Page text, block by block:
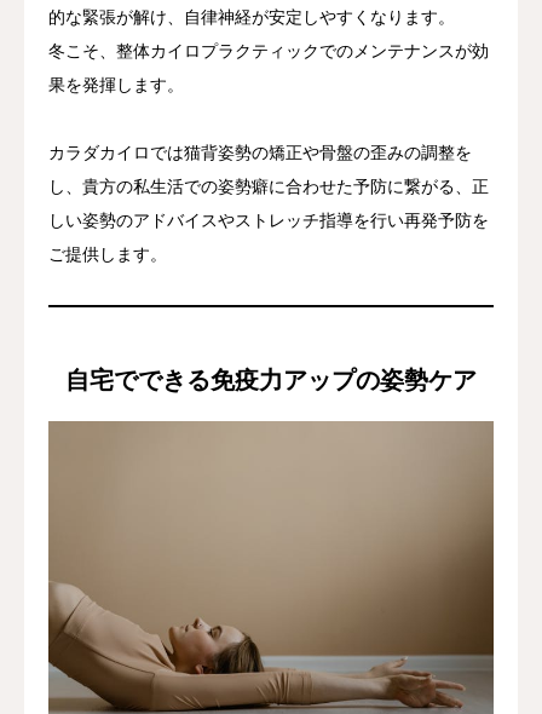
的な緊張が解け、自律神経が安定しやすくなります。
冬こそ、整体カイロプラクティックでのメンテナンスが効
果を発揮します。
カラダカイロでは猫背姿勢の矯正や骨盤の歪みの調整を
し、貴方の私生活での姿勢癖に合わせた予防に繋がる、正
しい姿勢のアドバイスやストレッチ指導を行い再発予防を
ご提供します。
自宅でできる免疫力アップの姿勢ケア